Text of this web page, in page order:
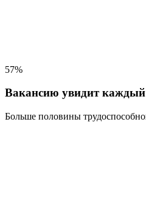
57%
Вакансию увидит каждый
Больше половины